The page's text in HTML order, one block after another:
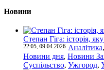
Новини
Степан Гіга: історія,
22:05, 09.04.2026 Аналітика,
Новини дня, Новини
Суспільство, Ужгород,